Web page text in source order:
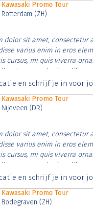
Kawasaki Promo Tour
Rotterdam (ZH)
dolor sit amet, consectetur
varius enim in eros
cursus, mi quis viverra
ut commodo diam libero
nibh et justo cursus id
en schrijf je in voor
Kawasaki Promo Tour
Nijeveen (DR)
dolor sit amet, consectetur
varius enim in eros
cursus, mi quis viverra
ut commodo diam libero
nibh et justo cursus id
en schrijf je in voor
Kawasaki Promo Tour
Bodegraven (ZH)